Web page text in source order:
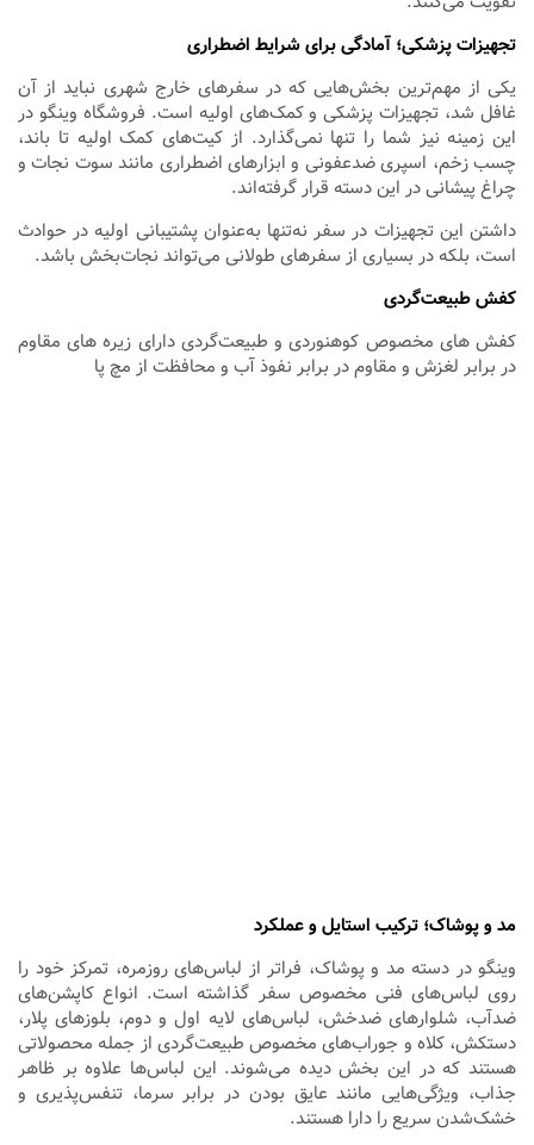
تجهیزات پزشکی؛ آمادگی برای شرایط اضطراری
یکی از مهم‌ترین بخش‌هایی که در سفرهای خارج شهری نباید از آن
غافل شد، تجهیزات پزشکی و کمک‌های اولیه است. فروشگاه وینگو در
این زمینه نیز شما را تنها نمی‌گذارد. از کیت‌های کمک اولیه تا باند،
چسب زخم، اسپری ضدعفونی و ابزارهای اضطراری مانند سوت نجات و
چراغ پیشانی در این دسته قرار گرفته‌اند.
داشتن این تجهیزات در سفر نه‌تنها به‌عنوان پشتیبانی اولیه در حوادث
است، بلکه در بسیاری از سفرهای طولانی می‌تواند نجات‌بخش باشد.
کفش طبیعت‌گردی
کفش های مخصوص کوهنوردی و طبیعت‌گردی دارای زیره های مقاوم
در برابر لغزش و مقاوم در برابر نفوذ آب و محافظت از مچ پا
مد و پوشاک؛ ترکیب استایل و عملکرد
وینگو در دسته مد و پوشاک، فراتر از لباس‌های روزمره، تمرکز خود را
روی لباس‌های فنی مخصوص سفر گذاشته است. انواع کاپشن‌های
ضدآب، شلوارهای ضدخش، لباس‌های لایه اول و دوم، بلوزهای پلار،
دستکش، کلاه و جوراب‌های مخصوص طبیعت‌گردی از جمله محصولاتی
هستند که در این بخش دیده می‌شوند. این لباس‌ها علاوه بر ظاهر
جذاب، ویژگی‌هایی مانند عایق بودن در برابر سرما، تنفس‌پذیری و
خشک‌شدن سریع را دارا هستند.